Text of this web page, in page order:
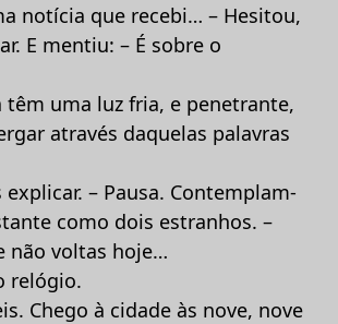
notícia que recebi… – Hesitou,
E mentiu: – É sobre o
têm uma luz fria, e penetrante,
através daquelas palavras
– Pausa. Contemplam-
como dois estranhos. –
não voltas hoje…
relógio.
Chego à cidade às nove, nove